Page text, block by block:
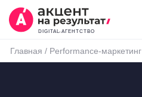
DIGITAL-АГЕНТСТВО
Главная / Performance-маркетинг